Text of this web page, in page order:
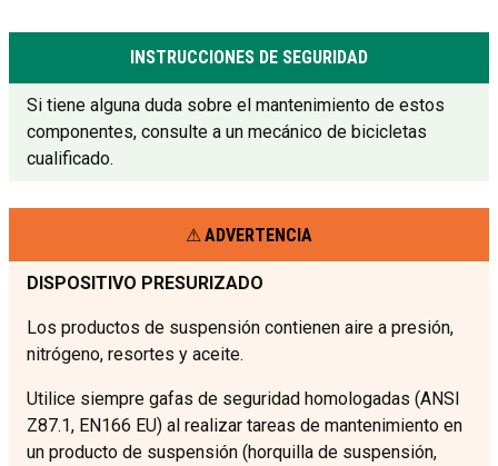
INSTRUCCIONES DE SEGURIDAD
Si tiene alguna duda sobre el mantenimiento de estos
componentes, consulte a un mecánico de bicicletas
cualificado.
ADVERTENCIA
DISPOSITIVO PRESURIZADO
Los productos de suspensión contienen aire a presión,
nitrógeno, resortes y aceite.
Utilice siempre gafas de seguridad homologadas (ANSI
Z87.1, EN166 EU) al realizar tareas de mantenimiento en
un producto de suspensión (horquilla de suspensión,